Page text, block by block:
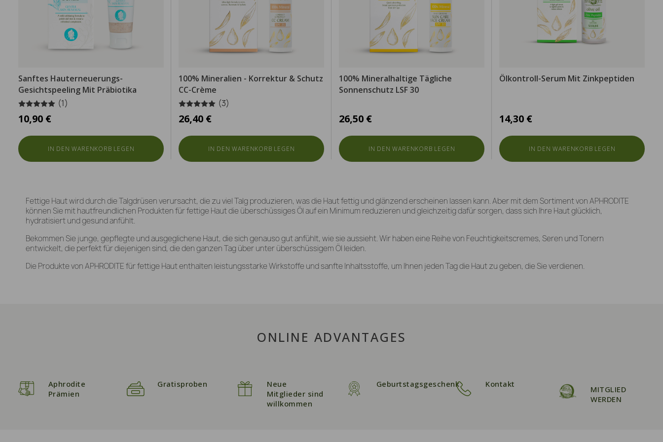
Sanftes Hauterneuerungs-
Gesichtspeeling Mit Präbiotika
(1)
10,90 €
IN DEN WARENKORB LEGEN
100% Mineralien - Korrektur & Schutz
CC-Crème
(3)
26,40 €
IN DEN WARENKORB LEGEN
100% Mineralhaltige Tägliche
Sonnenschutz LSF 30
26,50 €
IN DEN WARENKORB LEGEN
Ölkontroll-Serum Mit Zinkpeptiden
14,30 €
IN DEN WARENKORB LEGEN
Fettige Haut wird durch die Talgdrüsen verursacht, die zu viel Talg produzieren, was die Haut fettig und glänzend erscheinen lassen kann. Aber mit dem Sortiment von APHRODITE
können Sie mit hautfreundlichen Produkten für fettige Haut die überschüssiges Öl auf ein Minimum reduzieren und gleichzeitig dafür sorgen, dass sich Ihre Haut glücklich,
hydratisiert und gesund anfühlt.
Bekommen Sie junge, gepflegte und ausgeglichene Haut, die sich genauso gut anfühlt, wie sie aussieht. Wir haben eine Reihe von Feuchtigkeitscremes, Seren und Tonern
entwickelt, die perfekt für diejenigen sind, die den ganzen Tag über unter überschüssigem Öl leiden.
Die Produkte von APHRODITE für fettige Haut enthalten leistungsstarke Wirkstoffe und sanfte Inhaltsstoffe, um Ihnen jeden Tag die Haut zu geben, die Sie verdienen.
ONLINE ADVANTAGES
Aphrodite
Prämien
Gratisproben
Neue
Mitglieder sind
willkommen
Geburtstagsgeschenk Kontakt
MITGLIED
WERDEN